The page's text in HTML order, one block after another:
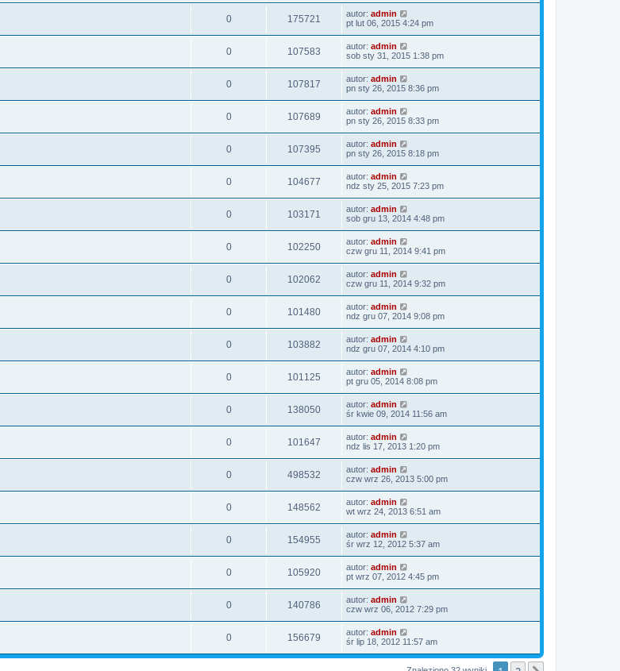
0 175721 autor: admin
pt lut 06, 2015 4:24 pm
0 107583 autor: admin
sob sty 31, 2015 1:38 pm
0 107817 autor: admin
pn sty 26, 2015 8:36 pm
0 107689 autor: admin
pn sty 26, 2015 8:33 pm
0 107395 autor: admin
pn sty 26, 2015 8:18 pm
0 104677 autor: admin
ndz sty 25, 2015 7:23 pm
0 103171 autor: admin
sob gru 13, 2014 4:48 pm
0 102250 autor: admin
czw gru 11, 2014 9:41 pm
0 102062 autor: admin
czw gru 11, 2014 9:32 pm
0 101480 autor: admin
ndz gru 07, 2014 9:08 pm
0 103882 autor: admin
ndz gru 07, 2014 4:10 pm
0 101125 autor: admin
pt gru 05, 2014 8:08 pm
0 138050 autor: admin
śr kwie 09, 2014 11:56 am
0 101647 autor: admin
ndz lis 17, 2013 1:20 pm
0 498532 autor: admin
czw wrz 26, 2013 5:00 pm
0 148562 autor: admin
wt wrz 24, 2013 6:51 am
0 154955 autor: admin
śr wrz 12, 2012 5:37 am
0 105920 autor: admin
pt wrz 07, 2012 4:45 pm
0 140786 autor: admin
czw wrz 06, 2012 7:29 pm
0 156679 autor: admin
śr lip 18, 2012 11:57 am